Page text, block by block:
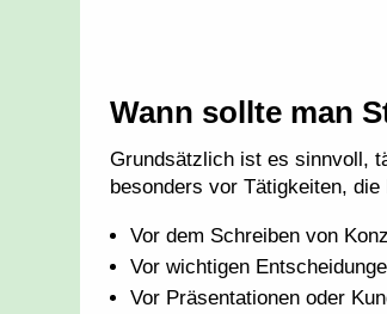
Wann sollte man
Grundsätzlich ist es sinnvoll,
besonders vor Tätigkeiten,
Vor dem Schreiben von
Vor wichtigen
Vor Präsentationen oder